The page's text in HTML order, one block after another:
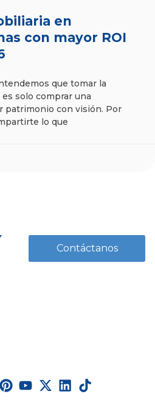
en
con mayor ROI
que tomar la
solo comprar una
patrimonio con visión. Por
lo que
Contáctanos